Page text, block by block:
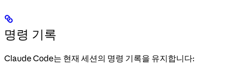
명령 기록
Claude Code는 현재 세션의 명령 기록을 유지합니다: